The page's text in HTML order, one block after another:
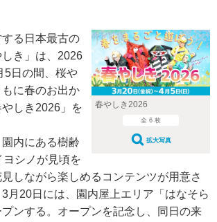
春やしき2026
全 6 枚
拡大写真
る日本最古の
き」は、2026
5日の間、桜や
に春のお出か
しき2026」を
内にある樹齢
シノが見頃を
しながら楽しめるコンテンツが用意さ
月20日には、園内屋上エリア「はなそら
ンする。オープンを記念し、同日の来